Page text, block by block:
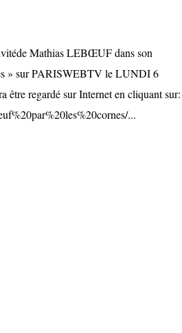
Mathias LEBŒUF dans son
» sur PARISWEBTV le LUNDI 6
être regardé sur Internet en cliquant sur:
...